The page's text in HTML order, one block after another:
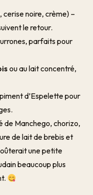
cerise noire, crème) –
le retour.
parfaits pour
ou au lait concentré,
d’Espelette pour
de Manchego, chorizo,
de lait de brebis et
une petite
beaucoup plus